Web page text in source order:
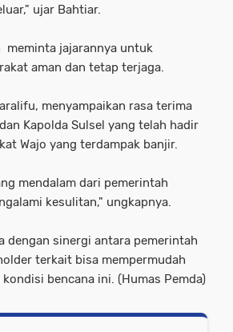
ujar Bahtiar.
meminta jajarannya untuk
aman dan tetap terjaga.
menyampaikan rasa terima
Kapolda Sulsel yang telah hadir
Wajo yang terdampak banjir.
mendalam dari pemerintah
kesulitan," ungkapnya.
dengan sinergi antara pemerintah
terkait bisa mempermudah
bencana ini. (Humas Pemda)